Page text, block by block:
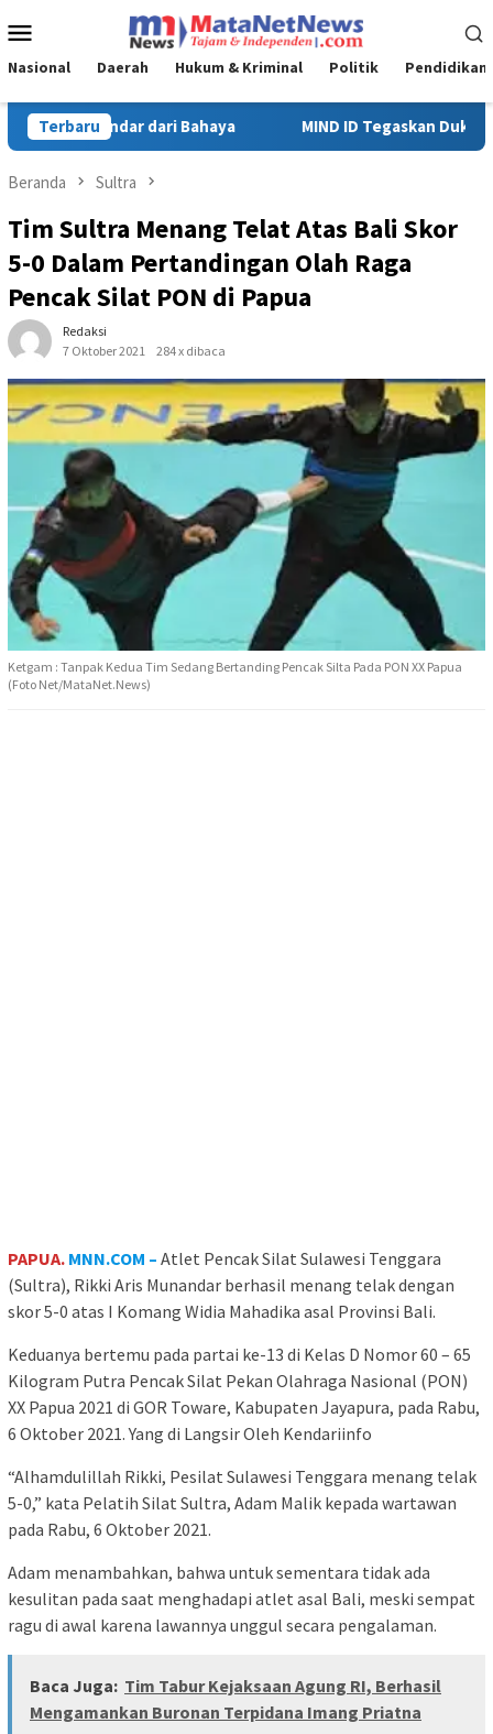
ke
Mobile
Nasional Daerah Hukum & Kriminal Politik Pendidikan
TerbaruDukungan Penuh Bagi PT Vale di Pomalaa, Perkuat
Beranda Sultra
Tim Sultra Menang Telat Atas Bali Skor
5-0 Dalam Pertandingan Olah Raga
Pencak Silat PON di Papua
Redaksi
7 Oktober 2021
284 x dibaca
Ketgam : Tanpak Kedua Tim Sedang Bertanding Pencak Silta Pada PON XX Papua
(Foto Net/MataNet.News)
PAPUA. MNN.COM – Atlet Pencak Silat Sulawesi Tenggara
(Sultra), Rikki Aris Munandar berhasil menang telak dengan
skor 5-0 atas I Komang Widia Mahadika asal Provinsi Bali.
Keduanya bertemu pada partai ke-13 di Kelas D Nomor 60 – 65
Kilogram Putra Pencak Silat Pekan Olahraga Nasional (PON)
XX Papua 2021 di GOR Toware, Kabupaten Jayapura, pada Rabu,
6 Oktober 2021. Yang di Langsir Oleh Kendariinfo
“Alhamdulillah Rikki, Pesilat Sulawesi Tenggara menang telak
5-0,” kata Pelatih Silat Sultra, Adam Malik kepada wartawan
pada Rabu, 6 Oktober 2021.
Adam menambahkan, bahwa untuk sementara tidak ada
kesulitan pada saat menghadapi atlet asal Bali, meski sempat
ragu di awal karena lawannya unggul secara pengalaman.
Baca Juga: Tim Tabur Kejaksaan Agung RI, Berhasil
Mengamankan Buronan Terpidana Imang Priatna